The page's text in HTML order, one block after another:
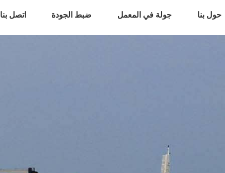
حول بنا جولة في المعمل ضبط الجودة اتصل بنا